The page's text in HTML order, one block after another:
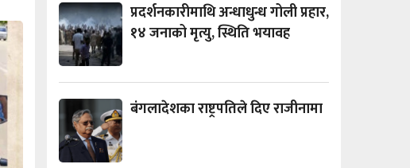
प्रदर्शनकारीमाथि अन्धाधुन्ध गोली प्रहार,
१४ जनाको मृत्यु, स्थिति भयावह
बंगलादेशका राष्ट्रपतिले दिए राजीनामा